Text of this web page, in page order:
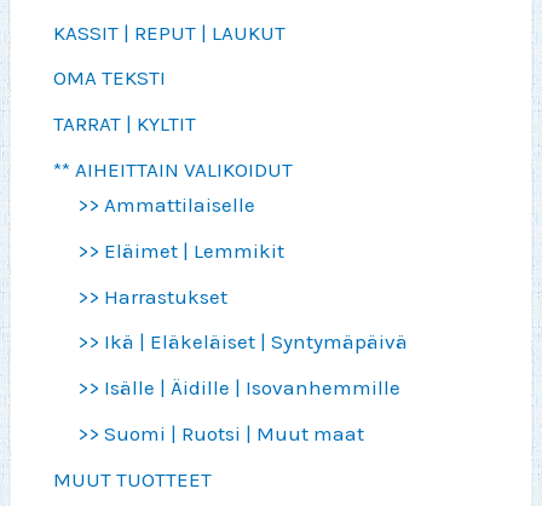
KASSIT | REPUT | LAUKUT
OMA TEKSTI
TARRAT | KYLTIT
** AIHEITTAIN VALIKOIDUT
>> Ammattilaiselle
>> Eläimet | Lemmikit
>> Harrastukset
>> Ikä | Eläkeläiset | Syntymäpäivä
>> Isälle | Äidille | Isovanhemmille
>> Suomi | Ruotsi | Muut maat
MUUT TUOTTEET